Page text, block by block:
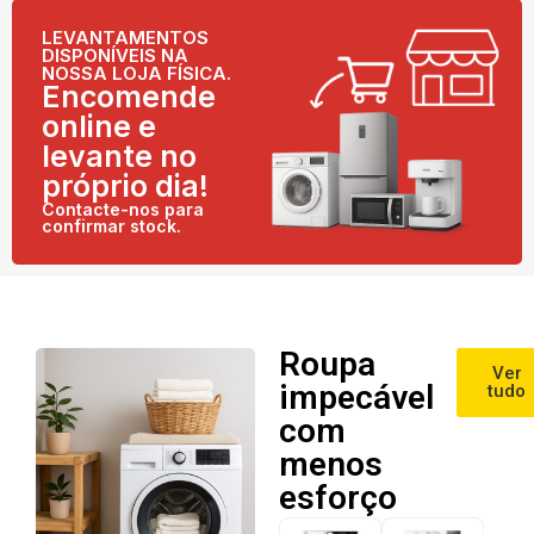
LEVANTAMENTOS
DISPONÍVEIS NA
NOSSA LOJA FÍSICA.
Encomende
online e
levante no
próprio dia!
Contacte-nos para
confirmar stock.
Roupa
impecável
com
menos
esforço
Ver
tudo